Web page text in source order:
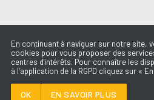
En continuant à naviguer sur notre site,
cookies pour vous proposer des
centres d'intérêts. Pour connaître les
à l’application de la RGPD cliquez sur «
OK EN SAVOIR PLUS